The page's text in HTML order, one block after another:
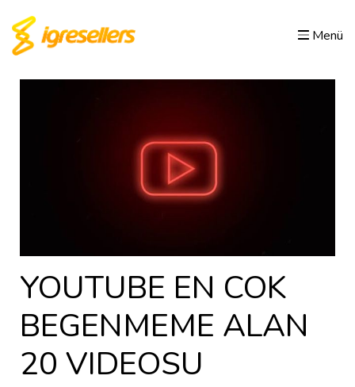
Menü
YOUTUBE EN COK
BEGENMEME ALAN
20 VIDEOSU